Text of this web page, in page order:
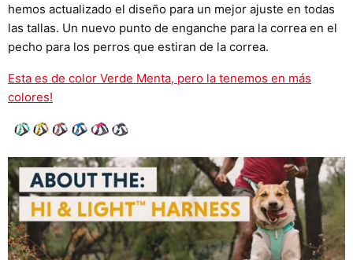
hemos actualizado el diseño para un mejor ajuste en todas
las tallas. Un nuevo punto de enganche para la correa en el
pecho para los perros que estiran de la correa.
Esta es de color Verde Menta, pero la tenemos en más
colores!